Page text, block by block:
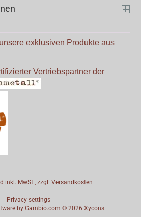
exklusiven Produkte aus
Vertriebspartner der
inkl. MwSt., zzgl. Versandkosten
Privacy settings
by Gambio.com © 2026 Xycons